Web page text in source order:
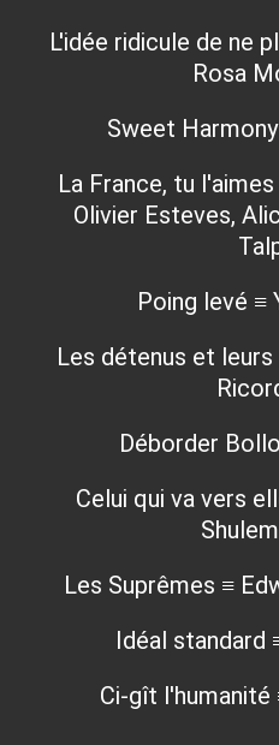
L'idée ridicule de ne
Rosa
Sweet
La France, tu
Olivier Esteves,
Poing levé ≡
Les détenus et
Déborder
Celui qui va vers
Les Suprêmes ≡
Idéal standard
Ci-gît l'humanité